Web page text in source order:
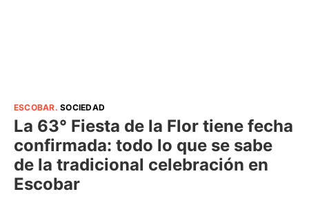
ESCOBAR.SOCIEDAD
La 63° Fiesta de la Flor tiene fecha
confirmada: todo lo que se sabe
de la tradicional celebración en
Escobar